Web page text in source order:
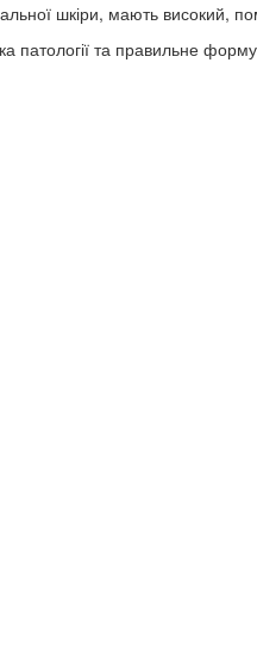
шкіри, мають високий,
патології та правильне